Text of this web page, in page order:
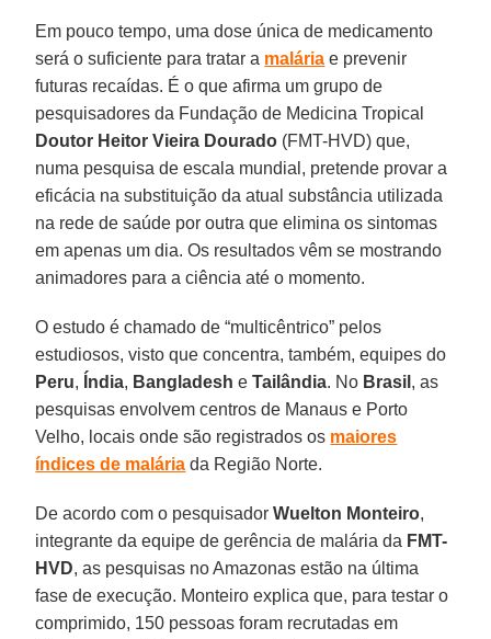
Em pouco tempo, uma dose única de medicamento
será o suficiente para tratar a malária e prevenir
futuras recaídas. É o que afirma um grupo de
pesquisadores da Fundação de Medicina Tropical
Doutor Heitor Vieira Dourado (FMT-HVD) que,
numa pesquisa de escala mundial, pretende provar a
eficácia na substituição da atual substância utilizada
na rede de saúde por outra que elimina os sintomas
em apenas um dia. Os resultados vêm se mostrando
animadores para a ciência até o momento.
O estudo é chamado de “multicêntrico” pelos
estudiosos, visto que concentra, também, equipes do
Peru, Índia, Bangladesh eTailândia. No Brasil , as
pesquisas envolvem centros de Manaus e Porto
Velho, locais onde são registrados os maiores
índices de malária da Região Norte.
De acordo com o pesquisadorWuelton Monteiro,
integrante da equipe de gerência de malária da FMT-
HVD, as pesquisas no Amazonas estão na última
fase de execução. Monteiro explica que, para testar o
comprimido, 150 pessoas foram recrutadas em